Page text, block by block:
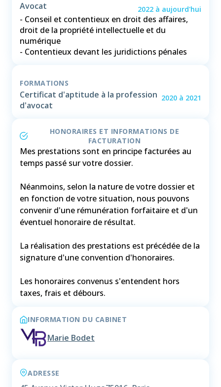
Avocat 2022 à aujourd'hui
- Conseil et contentieux en droit des affaires,
droit de la propriété intellectuelle et du
numérique
- Contentieux devant les juridictions pénales
FORMATIONS
Certificat d'aptitude à la profession
d'avocat
2020 à 2021
HONORAIRES ET INFORMATIONS DE
FACTURATION
Mes prestations sont en principe facturées au
temps passé sur votre dossier.
Néanmoins, selon la nature de votre dossier et
en fonction de votre situation, nous pouvons
convenir d'une rémunération forfaitaire et d'un
éventuel honoraire de résultat.
La réalisation des prestations est précédée de la
signature d'une convention d'honoraires.
Les honoraires convenus s'entendent hors
taxes, frais et débours.
INFORMATION DU CABINET
Marie Bodet
ADRESSE